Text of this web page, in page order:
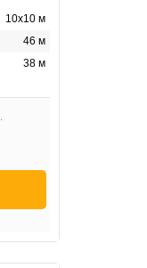
10х10 м
46 м
38 м